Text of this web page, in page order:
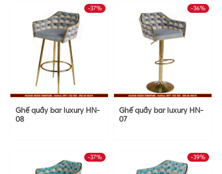
-37%
Ghế quầy bar luxury HN-
08
-36%
Ghế quầy bar luxury HN-
07
-37% -39%